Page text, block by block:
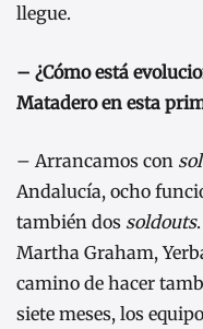
llegue.
– ¿Cómo está
Matadero en esta
– Arrancamos con
Andalucía, ocho
también dos soldouts
Martha Graham,
camino de hacer
siete meses, los